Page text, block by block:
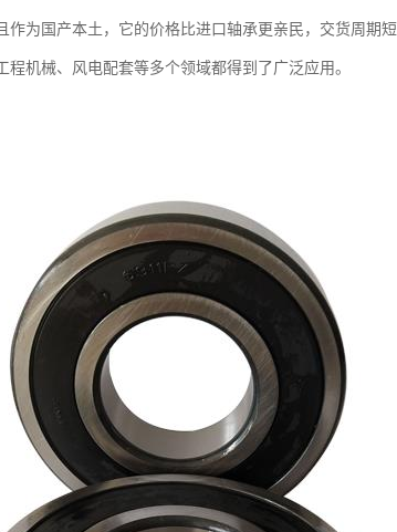
作为国产本土，它的价格比进口轴承更亲民，交货周期
机械、风电配套等多个领域都得到了广泛应用。